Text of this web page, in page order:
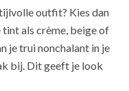
outfit? Kies dan
als crème, beige of
je trui nonchalant in je
bij. Dit geeft je look